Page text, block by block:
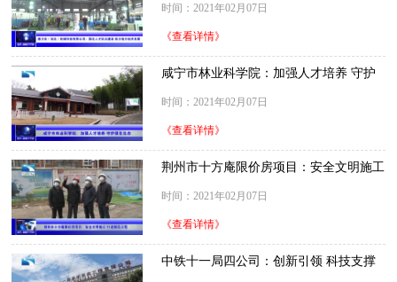
时间：2021年02月07日
《查看详情》
咸宁市林业科学院：加强人才培养 守护
时间：2021年02月07日
《查看详情》
荆州市十方庵限价房项目：安全文明施工
时间：2021年02月07日
《查看详情》
中铁十一局四公司：创新引领 科技支撑